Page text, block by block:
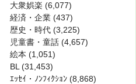
大衆娯楽 (6,077)
経済・企業 (437)
歴史・時代 (3,225)
児童書・童話 (4,657)
絵本 (1,051)
BL (31,453)
ｴｯｾｲ・ﾉﾝﾌｨｸｼｮﾝ (8,868)